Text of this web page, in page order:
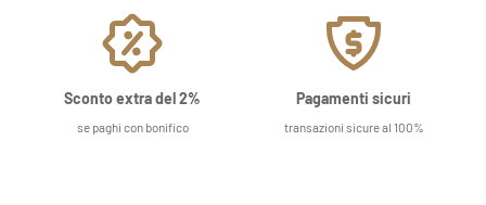
Sconto extra del 2%
se paghi con bonifico
Pagamenti sicuri
transazioni sicure al 100%